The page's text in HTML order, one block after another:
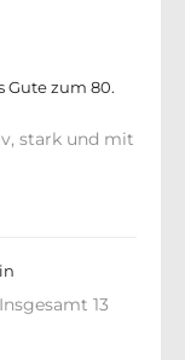
Gute zum 80.
stark und mit
13